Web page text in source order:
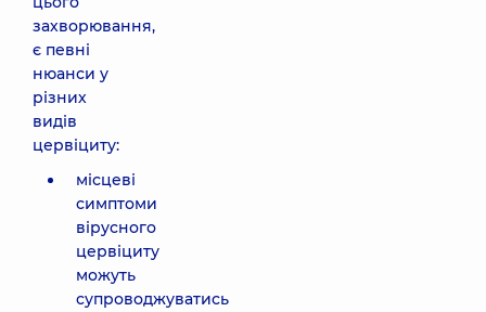
захворювання,
є певні
нюанси у
різних
видів
цервіциту:
місцеві
симптоми
вірусного
цервіциту
можуть
супроводжуватись